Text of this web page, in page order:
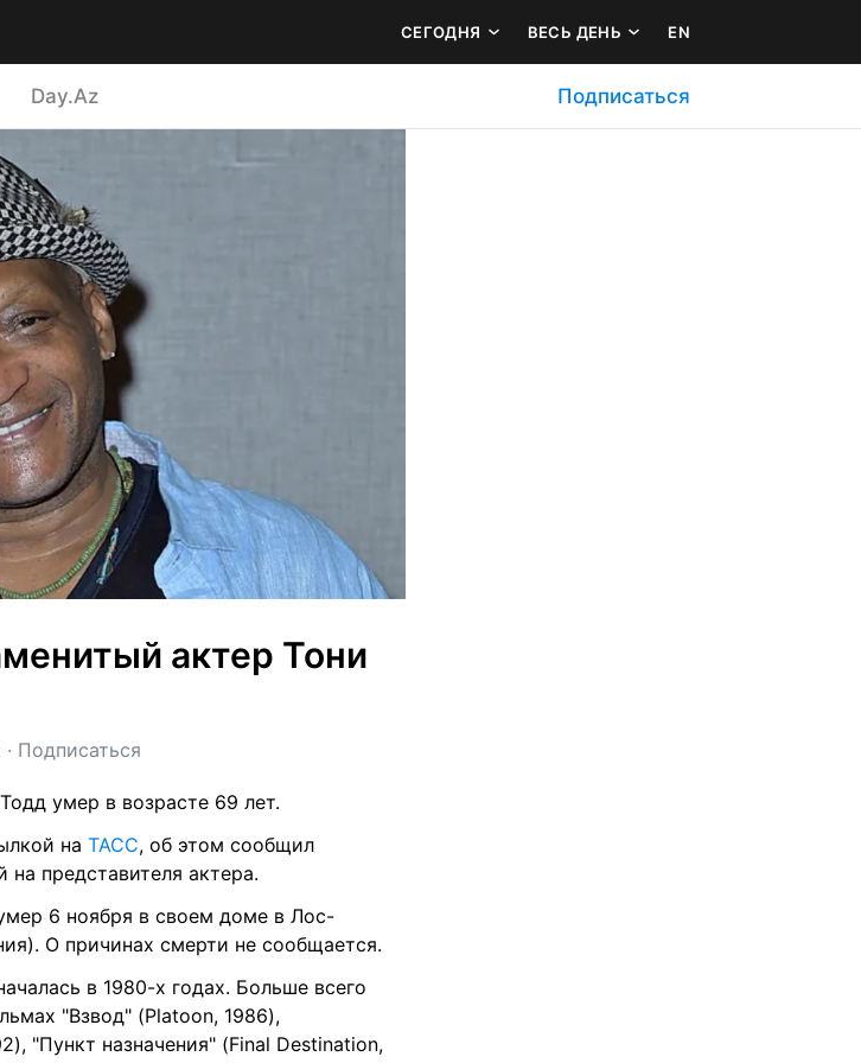
СЕГОДНЯ ВЕСЬ ДЕНЬ EN
Day.Az Подписаться
актер Тони
· Подписаться
умер в возрасте 69 лет.
на ТАСС, об этом сообщил
на представителя актера.
6 ноября в своем доме в Лос-
О причинах смерти не сообщается.
в 1980-х годах. Больше всего
"Взвод" (Platoon, 1986),
"Пункт назначения" (Final Destination,